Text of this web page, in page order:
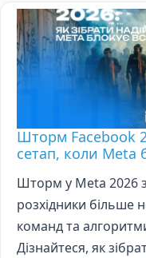
Шторм Facebook
сетап, коли Meta
Шторм у Meta 2026
розхідники
команд та
Дізнайтеся, як